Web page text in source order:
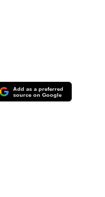
Add as a preferred
source on Google